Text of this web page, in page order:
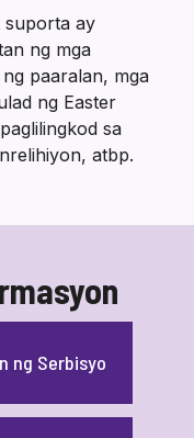
suporta ay
ng mga
paaralan, mga
ng Easter
sa
atbp.
ng Serbisyo